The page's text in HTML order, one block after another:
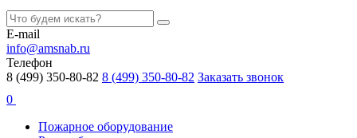
E-mail
info@amsnab.ru
Телефон
8 (499) 350-80-82 8 (499) 350-80-82 Заказать звонок
0
Пожарное оборудование